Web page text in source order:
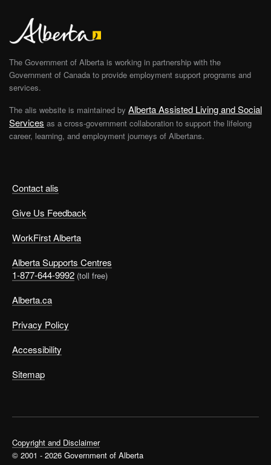
Contact alis
Give Us Feedback
WorkFirst Alberta
Alberta Supports Centres
1-877-644-9992 (toll free)
Alberta.ca
Privacy Policy
Accessibility
Sitemap
The Government of Alberta is working in partnership with the
Government of Canada to provide employment support programs and
services.
The alis website is maintained by Alberta Assisted Living and Social
Services as a cross-government collaboration to support the lifelong
career, learning, and employment journeys of Albertans.
Copyright and Disclaimer
© 2001 - 2026 Government of Alberta